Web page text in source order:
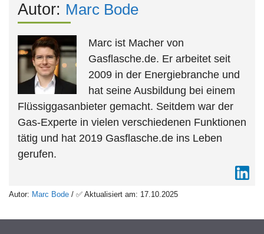
Autor: Marc Bode
Marc ist Macher von
Gasflasche.de. Er arbeitet seit
2009 in der Energiebranche und
hat seine Ausbildung bei einem
Flüssiggasanbieter gemacht. Seitdem war der
Gas-Experte in vielen verschiedenen Funktionen
tätig und hat 2019 Gasflasche.de ins Leben
gerufen.
Autor: Marc Bode / ✅ Aktualisiert am: 17.10.2025